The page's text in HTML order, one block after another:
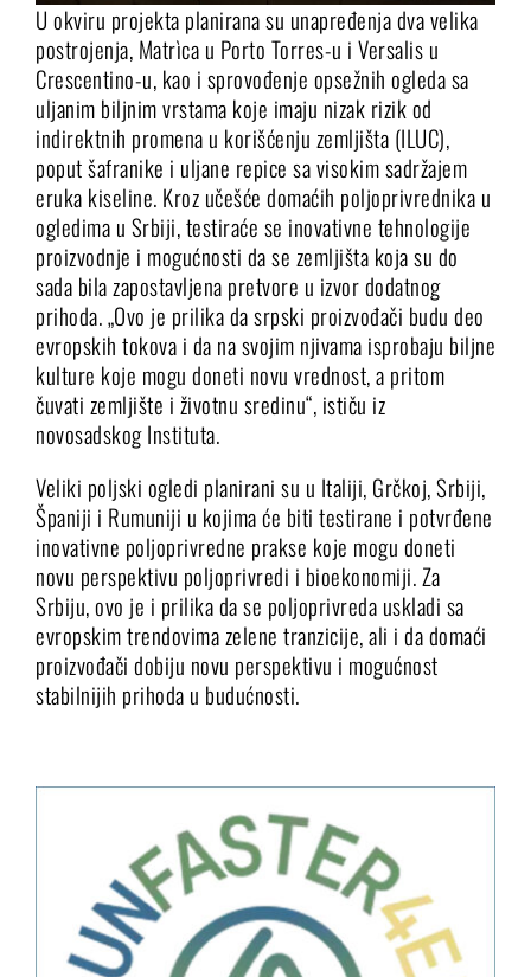
U okviru projekta planirana su unapređenja dva velika
postrojenja, Matrìca u Porto Torres-u i Versalis u
Crescentino-u, kao i sprovođenje opsežnih ogleda sa
uljanim biljnim vrstama koje imaju nizak rizik od
indirektnih promena u korišćenju zemljišta (ILUC),
poput šafranike i uljane repice sa visokim sadržajem
eruka kiseline. Kroz učešće domaćih poljoprivrednika u
ogledima u Srbiji, testiraće se inovativne tehnologije
proizvodnje i mogućnosti da se zemljišta koja su do
sada bila zapostavljena pretvore u izvor dodatnog
prihoda. „Ovo je prilika da srpski proizvođači budu deo
evropskih tokova i da na svojim njivama isprobaju biljne
kulture koje mogu doneti novu vrednost, a pritom
čuvati zemljište i životnu sredinu“, ističu iz
novosadskog Instituta.
Veliki poljski ogledi planirani su u Italiji, Grčkoj, Srbiji,
Španiji i Rumuniji u kojima će biti testirane i potvrđene
inovativne poljoprivredne prakse koje mogu doneti
novu perspektivu poljoprivredi i bioekonomiji. Za
Srbiju, ovo je i prilika da se poljoprivreda uskladi sa
evropskim trendovima zelene tranzicije, ali i da domaći
proizvođači dobiju novu perspektivu i mogućnost
stabilnijih prihoda u budućnosti.